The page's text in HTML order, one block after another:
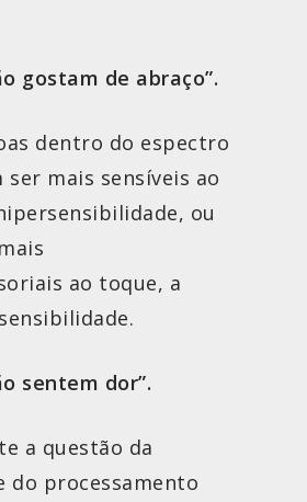
gostam de abraço”.
dentro do espectro
mais sensíveis ao
ou
ao toque, a
sentem dor”.
a questão da
do processamento